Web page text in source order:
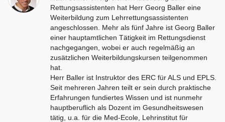
Rettungsassistenten hat Herr Georg Baller eine
Weiterbildung zum Lehrrettungsassistenten
angeschlossen. Mehr als fünf Jahre ist Georg Baller
einer hauptamtlichen Tätigkeit im Rettungsdienst
nachgegangen, wobei er auch regelmäßig an
zusätzlichen Weiterbildungskursen teilgenommen
hat.
Herr Baller ist Instruktor des ERC für ALS und EPLS.
Seit mehreren Jahren teilt er sein durch praktische
Erfahrungen fundiertes Wissen und ist nunmehr
hauptberuflich als Dozent im Gesundheitswesen
tätig, u.a. für die Med-Ecole, Lehrinstitut für